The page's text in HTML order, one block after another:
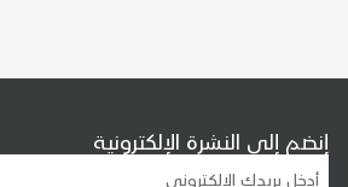
إنضم إلى النشرة الإلكترونية